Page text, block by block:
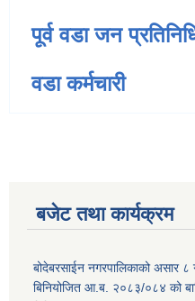
पूर्व वडा जन
वडा कर्मचारी
बजेट तथा कार्यक्रम
बोदेबरसाईन नगरपालिकाको असार
बिनियोजित आ.ब. २०८३/०८४ को